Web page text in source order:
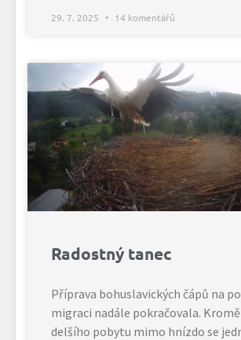
29. 7. 2025 14 komentářů
Radostný tanec
Příprava bohuslavických čápů na
migraci nadále pokračovala.
delšího pobytu mimo hnízdo se